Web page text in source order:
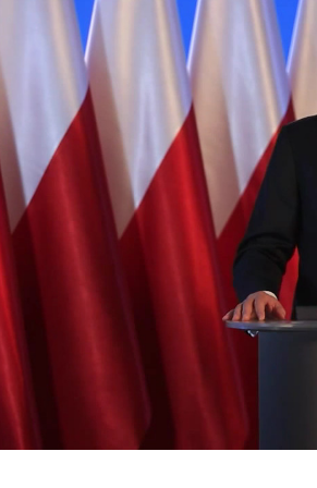
oblastí. Fórum AI bude zahrnovat
prezentací, workshopů a
inteligence ve společnosti, ale i v
diskutovat problémy a výzvy,
technologickým změnám.
výzkumu a moderních technologií
Evropské unii obnovit
nutnosti zajistit bezpečnost